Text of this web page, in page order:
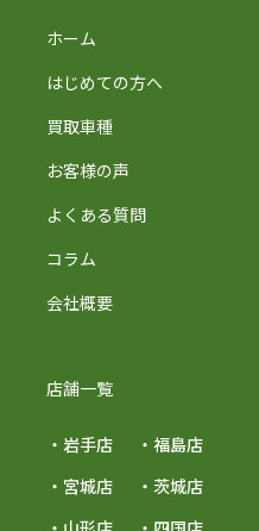
ホーム
はじめての方へ
買取車種
お客様の声
よくある質問
コラム
会社概要
店舗一覧
・岩手店
・宮城店
・福島店
・茨城店